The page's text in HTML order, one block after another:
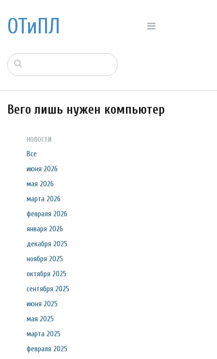
ОТиПЛ
Вего лишь нужен компьютер
НОВОСТИ
Все
июня 2026
мая 2026
марта 2026
февраля 2026
января 2026
декабря 2025
ноября 2025
октября 2025
сентября 2025
июня 2025
мая 2025
марта 2025
февраля 2025